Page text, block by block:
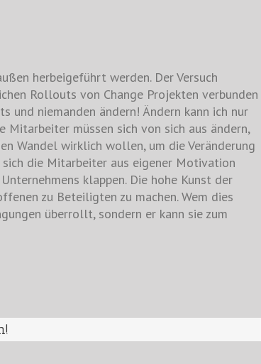
herbeigeführt werden. Der Versuch
Rollouts von Change Projekten verbunden
und niemanden ändern! Ändern kann ich nur
Mitarbeiter müssen sich von sich aus ändern,
Wandel wirklich wollen, um die Veränderung
die Mitarbeiter aus eigener Motivation
klappen. Die hohe Kunst der
zu Beteiligten zu machen. Wem dies
überrollt, sondern er kann sie zum